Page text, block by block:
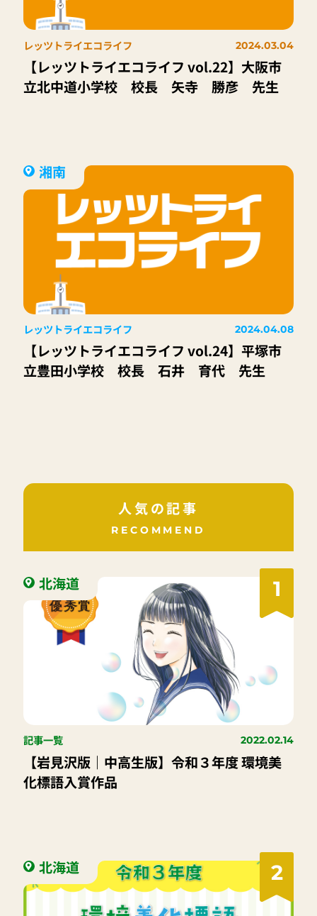
レッツトライエコライフ 2024.03.04
【レッツトライエコライフ vol.22】大阪市
立北中道小学校 校長 矢寺 勝彦 先生
湘南
レッツトライエコライフ 2024.04.08
【レッツトライエコライフ vol.24】平塚市
立豊田小学校 校長 石井 育代 先生
人気の記事
RECOMMEND
1
北海道
記事一覧 2022.02.14
【岩見沢版｜中高生版】令和３年度 環境美
化標語入賞作品
2
北海道